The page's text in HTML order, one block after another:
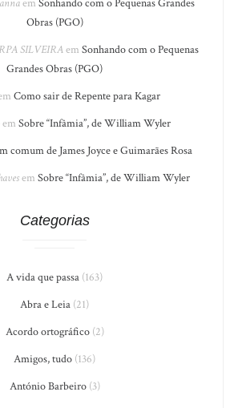
em Sonhando com o Pequenas Grandes
Obras (PGO)
SILVEIRAem Sonhando com o Pequenas
Grandes Obras (PGO)
Como sair de Repente para Kagar
em Sobre “Infâmia”, de William Wyler
comum de James Joyce e Guimarães Rosa
em Sobre “Infâmia”, de William Wyler
Categorias
A vida que passa (163)
Abra e Leia (21)
Acordo ortográfico(2)
Amigos, tudo (136)
António Barbeiro(3)